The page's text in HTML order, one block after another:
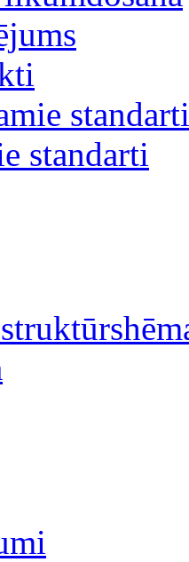
standarti
standarti